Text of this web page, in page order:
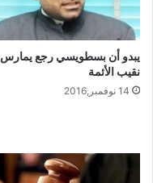
يبدو أن بسطويسي رجع يمارس
نقيب الأئمة
14 نوفمبر,2016